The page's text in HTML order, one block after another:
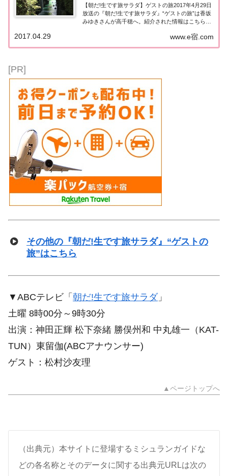
【朝だ!生です旅サラダ】ゲストの旅2017年4月29日
放送の『朝だ!生です旅サラダ』“ゲストの旅”は香坂
みゆきさんが高千穂へ。紹介された情報はこちら！
る！今日のゲストの旅は香坂みゆきさん。高千穂で
神話ゆかりの地を巡ります。神秘的な美しさ...
www.e宿.com
2017.04.29
[PR]
その他の『朝だ!生です旅サラダ』“ゲストの
旅”はこちら
▼ABCテレビ「 朝だ!生です旅サラダ 」
土曜 8時00分～9時30分
出演：神田正輝 松下奈緒 勝俣州和 中丸雄一（KAT-
TUN）東留伽(ABCアナウンサー)
ゲスト：松村沙友理
▲ページトップへ
（出典元）本サイトに登場するミシュランガイドな
どの各名称とそのデータに関する出典元URLは次の